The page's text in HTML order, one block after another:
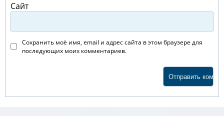
Сайт
Сохранить моё имя, email и адрес сайта в этом браузере для
последующих моих комментариев.